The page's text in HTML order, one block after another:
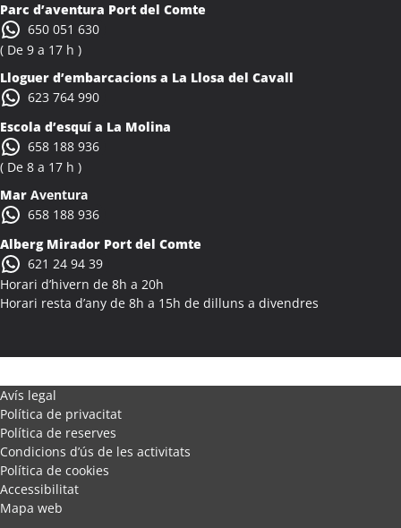
Colònies Escolars Albons
Activitats Teambuilding Empreses Alcalà de Xivert
Colònies Escolars Alcalà de Xivert
Activitats Família Amics Alcanar
Colònies Escolars Alcanar
Activitats Família Amics Alcanó
Activitats Teambuilding Empreses Alcarràs
Activitats Família Amics Alcarràs
Colònies Escolars Alcarràs
Activitats Teambuilding Empreses Alcora
Activitats Família Amics Alcora
Colònies Escolars Alcora
Activitats Teambuilding Empreses Alcover
Activitats Família Amics Alcover
Colònies Escolars Alcover
Parc d’aventura Port del Comte
650 051 630
( De 9 a 17 h )
Lloguer d’embarcacions a La Llosa del Cavall
623 764 990
Escola d’esquí a La Molina
658 188 936
( De 8 a 17 h )
Mar Aventura
658 188 936
Alberg Mirador Port del Comte
621 24 94 39
Horari d’hivern de 8h a 20h
Horari resta d’any de 8h a 15h de dilluns a divendres
Avís legal
Política de privacitat
Política de reserves
Condicions d’ús de les activitats
Política de cookies
Accessibilitat
Mapa web